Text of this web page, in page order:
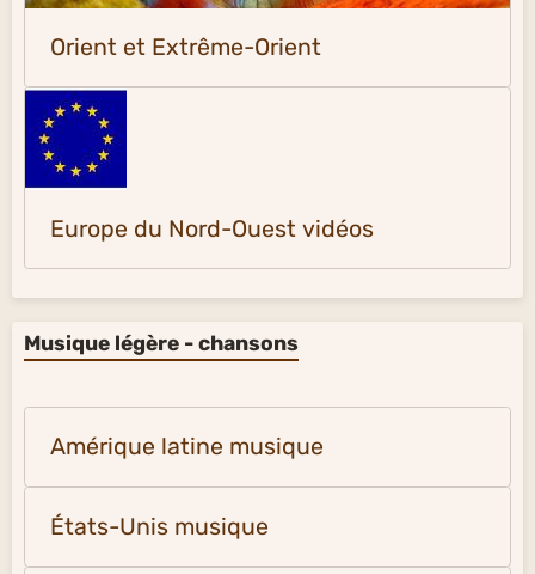
Orient et Extrême-Orient
Europe du Nord-Ouest vidéos
Musique légère - chansons
Amérique latine musique
États-Unis musique